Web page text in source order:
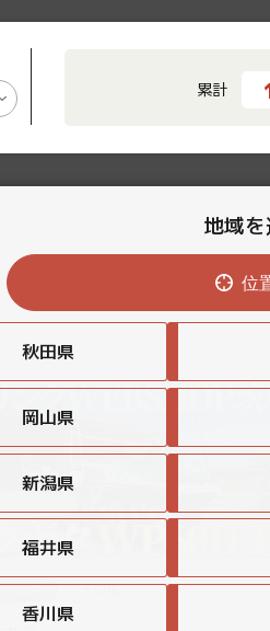
累計
茨城県 その他
地域
位
秋田県
岡山県
新潟県
福井県
香川県